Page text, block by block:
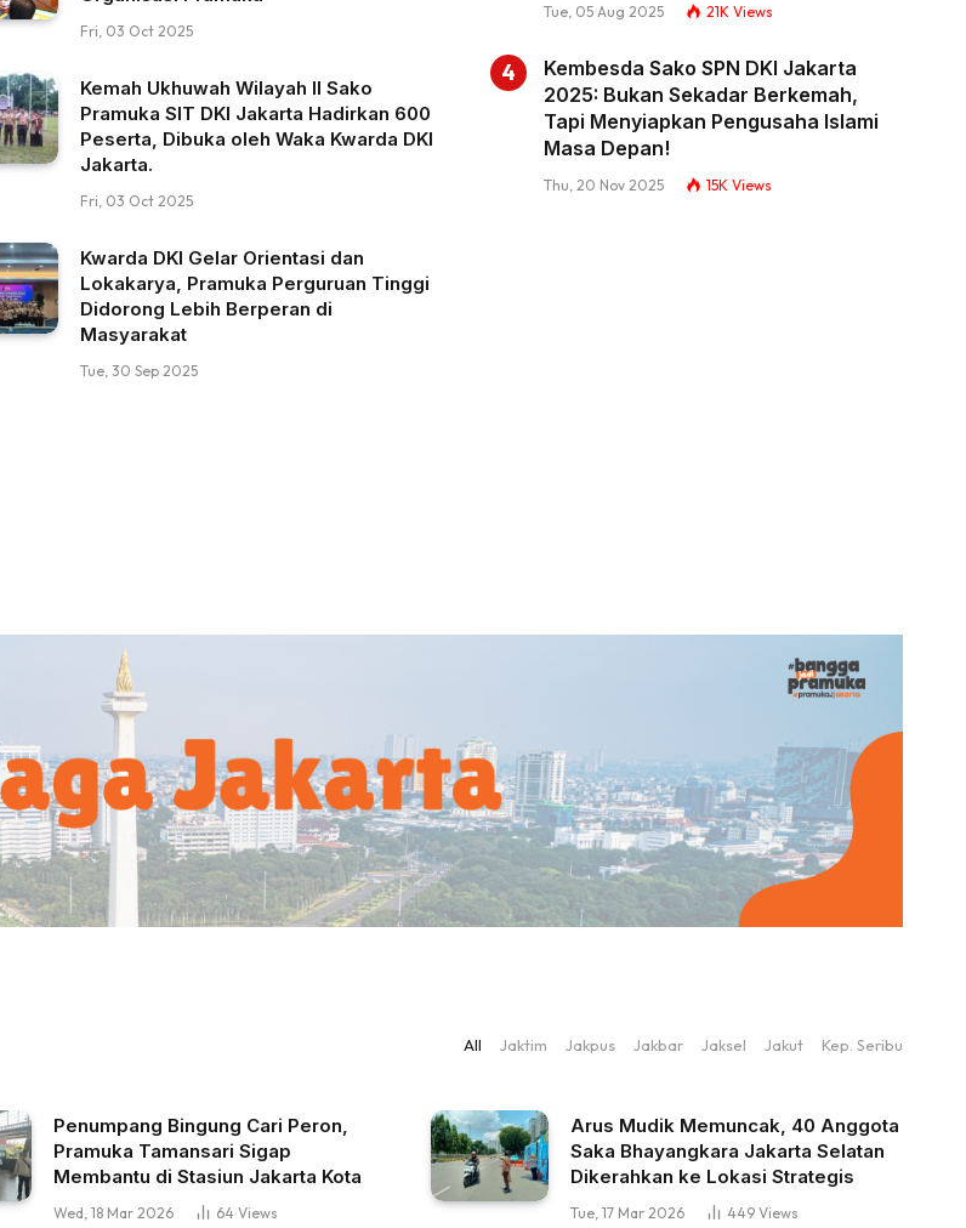
Fri, 03 Oct 2025
Kemah Ukhuwah Wilayah II Sako
Pramuka SIT DKI Jakarta Hadirkan 600
Peserta, Dibuka oleh Waka Kwarda DKI
Jakarta.
Fri, 03 Oct 2025
Kwarda DKI Gelar Orientasi dan
Lokakarya, Pramuka Perguruan Tinggi
Didorong Lebih Berperan di
Masyarakat
Tue, 30 Sep 2025
Tue, 05 Aug 2025 21K Views
Kembesda Sako SPN DKI Jakarta
2025: Bukan Sekadar Berkemah,
Tapi Menyiapkan Pengusaha Islami
Masa Depan!
Thu, 20 Nov 2025 15K Views
All Jaktim Jakpus Jakbar Jaksel Jakut Kep. Seribu
Penumpang Bingung Cari Peron,
Pramuka Tamansari Sigap
Membantu di Stasiun Jakarta Kota
Wed, 18 Mar 2026 64Views
Arus Mudik Memuncak, 40 Anggota
Saka Bhayangkara Jakarta Selatan
Dikerahkan ke Lokasi Strategis
Tue, 17 Mar 2026 449 Views